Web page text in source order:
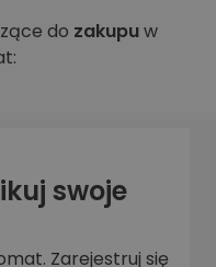
do zakupuw
swoje
Zarejestruj się